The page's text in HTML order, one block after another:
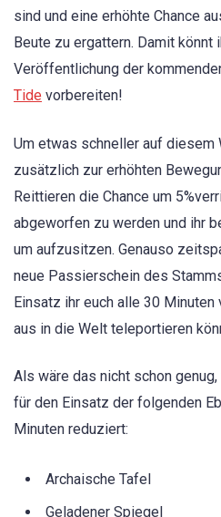
sind und eine erhöhte Chance
Beute zu ergattern. Damit könnt
Veröffentlichung der
Tide vorbereiten!
Um etwas schneller auf diesem
zusätzlich zur erhöhten
Reittieren die Chance um
abgeworfen zu werden und ihr
um aufzusitzen. Genauso
neue Passierschein des
Einsatz ihr euch alle 30
aus in die Welt teleportieren
Als wäre das nicht schon
für den Einsatz der folgenden
Minuten reduziert:
Archaische Tafel
Geladener Spiegel